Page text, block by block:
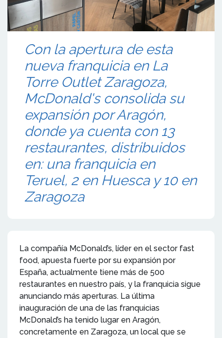
Con la apertura de esta
nueva franquicia en La
Torre Outlet Zaragoza,
McDonald's consolida su
expansión por Aragón,
donde ya cuenta con 13
restaurantes, distribuidos
en: una franquicia en
Teruel, 2 en Huesca y 10 en
Zaragoza
La compañía McDonald’s, líder en el sector fast
food, apuesta fuerte por su expansión por
España, actualmente tiene más de 500
restaurantes en nuestro país, y la franquicia sigue
anunciando más aperturas. La última
inauguración de una de las franquicias
McDonald’s ha tenido lugar en Aragón,
concretamente en Zaragoza, un local que se